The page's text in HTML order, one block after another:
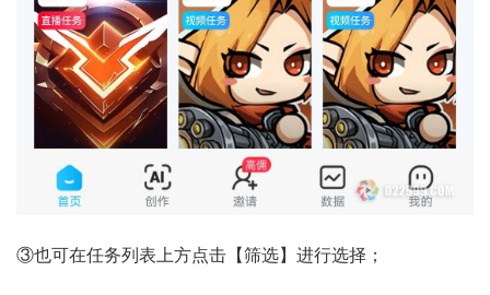
③也可在任务列表上方点击【筛选】进行选择；